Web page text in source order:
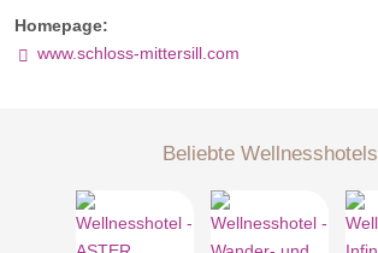
Homepage:
www.schloss-mittersill.com
Beliebte Wellnesshotels